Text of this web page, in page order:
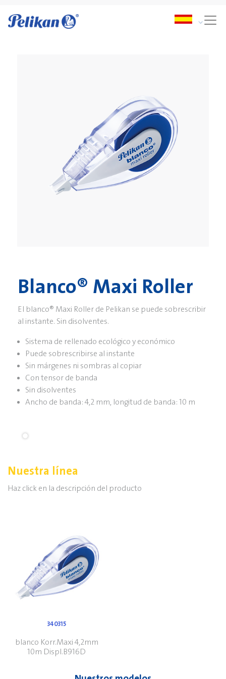
Blanco® Maxi Roller
El blanco® Maxi Roller de Pelikan se puede sobrescribir
al instante. Sin disolventes.
Sistema de rellenado ecológico y económico
Puede sobrescribirse al instante
Sin márgenes ni sombras al copiar
Con tensor de banda
Sin disolventes
Ancho de banda: 4,2 mm, longitud de banda: 10 m
Nuestra línea
Haz click en la descripción del producto
340315
blanco Korr.Maxi 4,2mm
10m Displ.B916D